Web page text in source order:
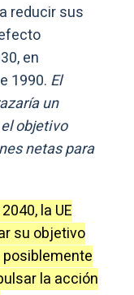
reducir sus
en
1990. El
un
objetivo
netas para
la UE
su objetivo
la acción